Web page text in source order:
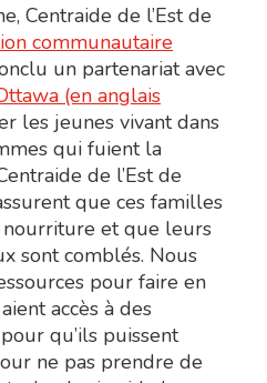
Centraide de l’Est de
communautaire
un partenariat avec
(en anglais
les jeunes vivant dans
qui fuient la
de l’Est de
que ces familles
et que leurs
sont comblés. Nous
pour faire en
accès à des
qu’ils puissent
ne pas prendre de